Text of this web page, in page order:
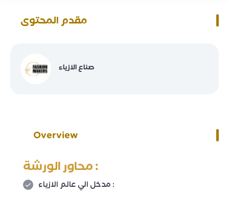
مقدم المحتوى
صناع الازياء
Overview
محاور الورشة :
مدخل الي عالم الازياء :